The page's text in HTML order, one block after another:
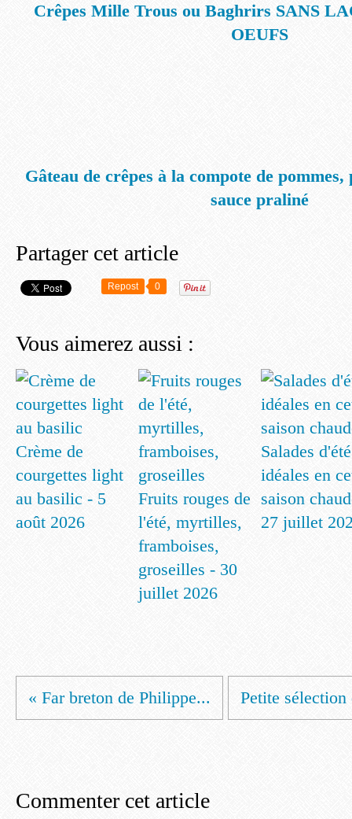
Crêpes Mille Trous ou Baghrirs SANS
OEUFS
Gâteau de crêpes à la compote de
sauce praliné
Partager cet article
Repost 0
Vous aimerez aussi :
Crème de
courgettes light
au basilic - 5
août 2026
Fruits rouges de
l'été, myrtilles,
framboises,
groseilles - 30
juillet 2026
Salades d'été
idéales en
saison
27 juillet
« Far breton de Philippe... Petite
Commenter cet article